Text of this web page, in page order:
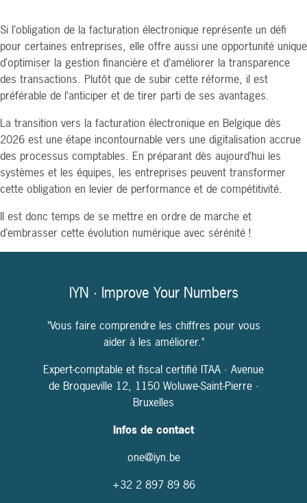
Si l’obligation de la facturation électronique représente un défi
pour certaines entreprises, elle offre aussi une opportunité unique
d’optimiser la gestion financière et d’améliorer la transparence
des transactions. Plutôt que de subir cette réforme, il est
préférable de l’anticiper et de tirer parti de ses avantages.
La transition vers la facturation électronique en Belgique dès
2026 est une étape incontournable vers une digitalisation accrue
des processus comptables. En préparant dès aujourd’hui les
systèmes et les équipes, les entreprises peuvent transformer
cette obligation en levier de performance et de compétitivité.
Il est donc temps de se mettre en ordre de marche et
d’embrasser cette évolution numérique avec sérénité !
IYN · Improve Your Numbers
"Vous faire comprendre les chiffres pour vous
aider à les améliorer."
Expert-comptable et fiscal certifié ITAA · Avenue
de Broqueville 12, 1150 Woluwe-Saint-Pierre ·
Bruxelles
Infos de contact
one@iyn.be
+32 2 897 89 86